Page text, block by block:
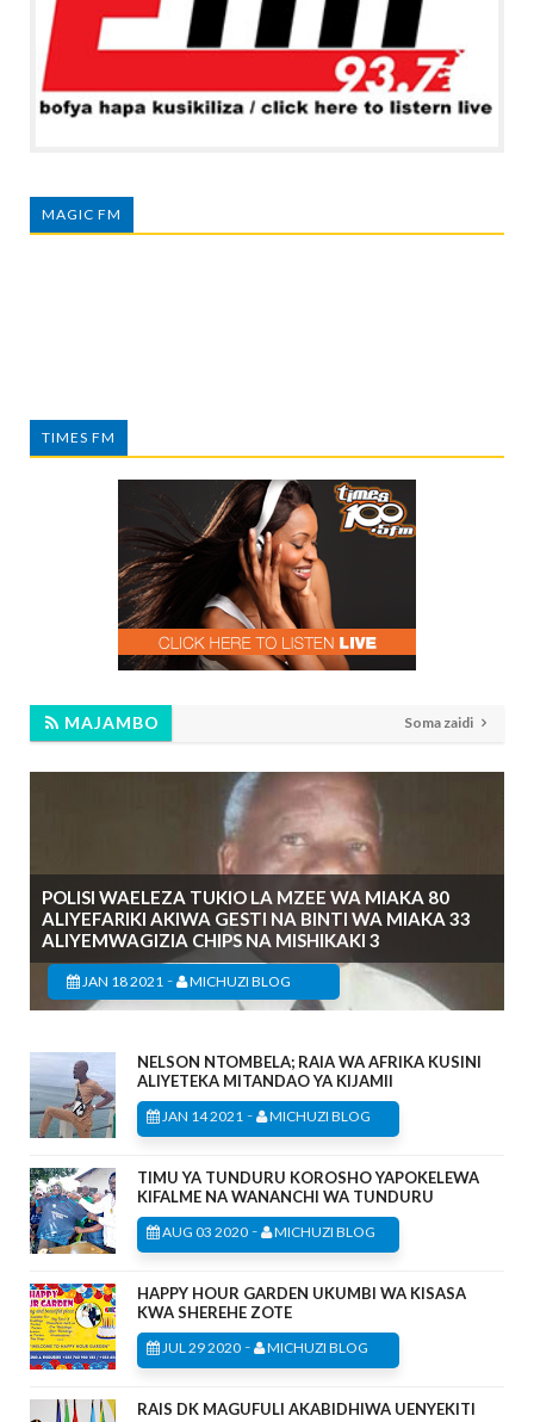
MAGIC FM
TIMES FM
MAJAMBO Soma zaidi
POLISI WAELEZA TUKIO LA MZEE WA MIAKA 80
ALIYEFARIKI AKIWA GESTI NA BINTI WA MIAKA 33
ALIYEMWAGIZIA CHIPS NA MISHIKAKI 3
JAN 18 2021 - MICHUZI BLOG
NELSON NTOMBELA; RAIA WA AFRIKA KUSINI
ALIYETEKA MITANDAO YA KIJAMII
JAN 14 2021 - MICHUZI BLOG
TIMU YA TUNDURU KOROSHO YAPOKELEWA
KIFALME NA WANANCHI WA TUNDURU
AUG 03 2020 - MICHUZI BLOG
HAPPY HOUR GARDEN UKUMBI WA KISASA
KWA SHEREHE ZOTE
JUL 29 2020 - MICHUZI BLOG
RAIS DK MAGUFULI AKABIDHIWA UENYEKITI